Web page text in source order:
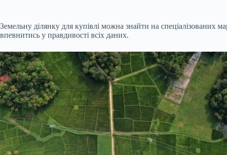
Земельну ділянку для купівлі можна знайти на спеціалізованих
впевнитись у правдивості всіх даних.